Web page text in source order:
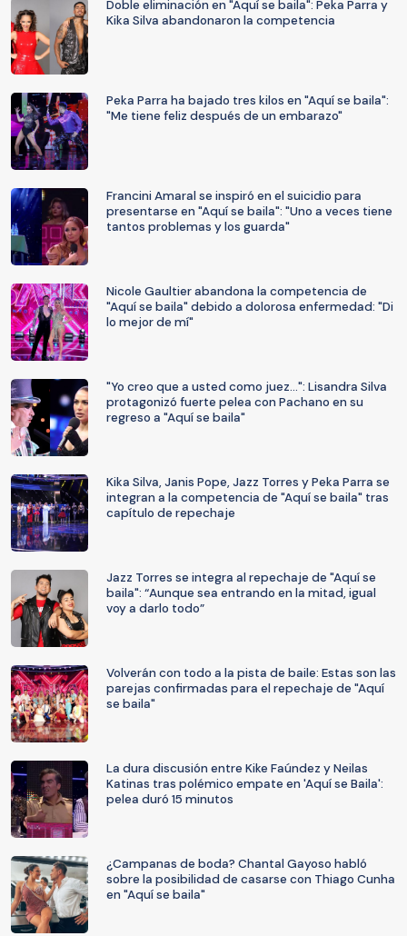
Doble eliminación en "Aquí se baila": Peka Parra y
Kika Silva abandonaron la competencia
Peka Parra ha bajado tres kilos en "Aquí se baila":
"Me tiene feliz después de un embarazo"
Francini Amaral se inspiró en el suicidio para
presentarse en "Aquí se baila": "Uno a veces tiene
tantos problemas y los guarda"
Nicole Gaultier abandona la competencia de
"Aquí se baila" debido a dolorosa enfermedad: "Di
lo mejor de mí"
"Yo creo que a usted como juez...": Lisandra Silva
protagonizó fuerte pelea con Pachano en su
regreso a "Aquí se baila"
Kika Silva, Janis Pope, Jazz Torres y Peka Parra se
integran a la competencia de "Aquí se baila" tras
capítulo de repechaje
Jazz Torres se integra al repechaje de "Aquí se
baila": “Aunque sea entrando en la mitad, igual
voy a darlo todo”
Volverán con todo a la pista de baile: Estas son las
parejas confirmadas para el repechaje de "Aquí
se baila"
La dura discusión entre Kike Faúndez y Neilas
Katinas tras polémico empate en 'Aquí se Baila':
pelea duró 15 minutos
¿Campanas de boda? Chantal Gayoso habló
sobre la posibilidad de casarse con Thiago Cunha
en "Aquí se baila"